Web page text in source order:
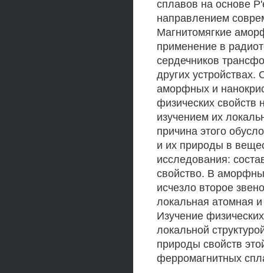
сплавов на основе
направлением
Магнитомягкие
применение в
сердечников
других
аморфных и
физических свойств
изучением их
причина этого
и их природы в
исследования:
свойство. В
исчезло второе
локальная атомная
Изучение
локальной
природы свойств
ферромагнитных